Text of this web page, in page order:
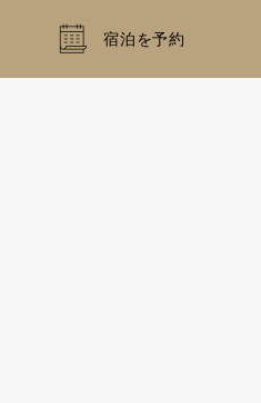
宿泊を予約